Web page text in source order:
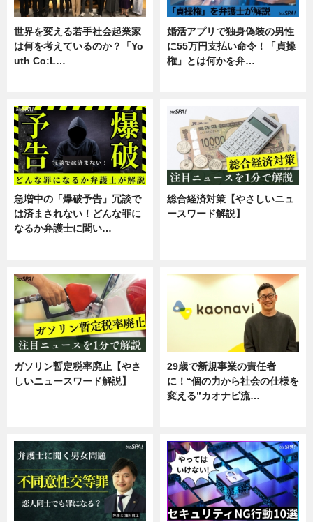
世界を変える若手社会起業家
は何を考えているのか？「Yo
uth Co:L…
婚活アプリで独身偽装の男性
に55万円支払い命令！「貞操
権」とは何かを弁…
急増中の「爆破予告」冗談で
は済まされない！どんな罪に
なるか弁護士に聞い…
総合経済対策【やさしいニュ
ースワード解説】
ガソリン暫定税率廃止【やさ
しいニュースワード解説】
29歳で新規事業の責任者
に！“個の力から社会の仕様を
変える”カオナビ流…